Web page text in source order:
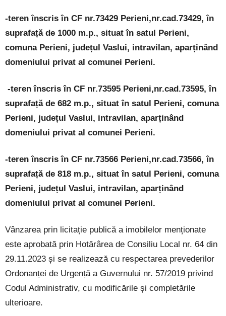
-teren înscris în CF nr.73429 Perieni,nr.cad.73429, în
suprafață de 1000 m.p., situat în satul Perieni,
comuna Perieni, județul Vaslui, intravilan, aparținând
domeniului privat al comunei Perieni.
-teren înscris în CF nr.73595 Perieni,nr.cad.73595, în
suprafață de 682 m.p., situat în satul Perieni, comuna
Perieni, județul Vaslui, intravilan, aparținând
domeniului privat al comunei Perieni.
-teren înscris în CF nr.73566 Perieni,nr.cad.73566, în
suprafață de 818 m.p., situat în satul Perieni, comuna
Perieni, județul Vaslui, intravilan, aparținând
domeniului privat al comunei Perieni.
Vânzarea prin licitație publică a imobilelor menționate
este aprobată prin Hotărârea de Consiliu Local nr. 64 din
29.11.2023 și se realizează cu respectarea prevederilor
Ordonanței de Urgență a Guvernului nr. 57/2019 privind
Codul Administrativ, cu modificările și completările
ulterioare.